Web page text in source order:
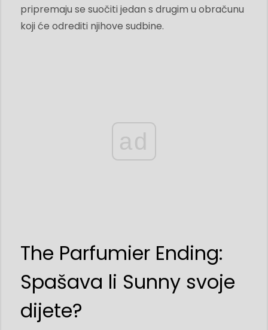
pripremaju se suočiti jedan s drugim u obračunu
koji će odrediti njihove sudbine.
ad
The Parfumier Ending:
Spašava li Sunny svoje
dijete?